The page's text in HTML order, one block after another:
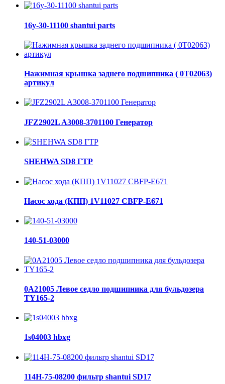
16y-30-11100 shantui parts
Нажимная крышка заднего подшипника ( 0Т02063)
артикул
JFZ2902L A3008-3701100 Генератор
SHEHWA SD8 ГТР
Насос хода (КПП) 1V11027 CBFP-E671
140-51-03000
0A21005 Левое седло подшипника для бульдозера
TY165-2
1s04003 hbxg
114H-75-08200 фильтр shantui SD17